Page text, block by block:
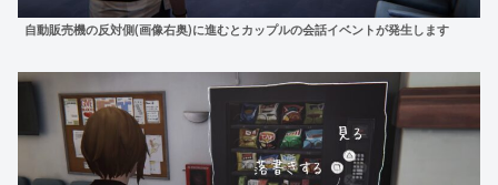
自動販売機の反対側(画像右奥)に進むとカップルの会話イベントが発生します